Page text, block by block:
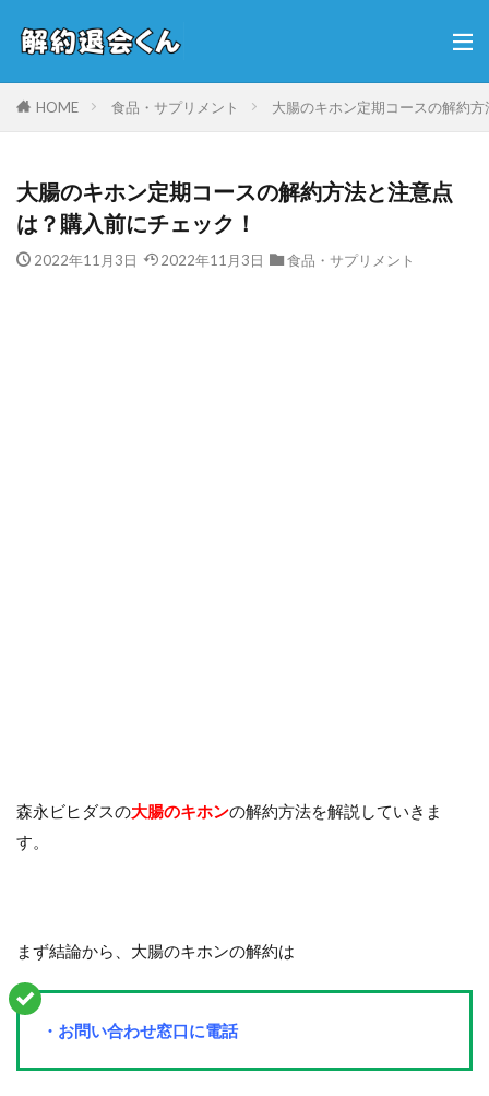
HOME 食品・サプリメント 大腸のキホン定期コースの解約
大腸のキホン定期コースの解約方法と注意点
は？購入前にチェック！
2022年11月3日 2022年11月3日 食品・サプリメント
森永ビヒダスの大腸のキホンの解約方法を解説していきま
す。
まず結論から、大腸のキホンの解約は
・お問い合わせ窓口に電話